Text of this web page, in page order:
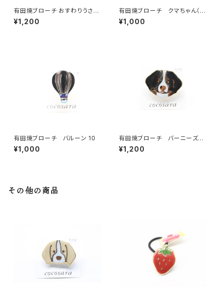
有田焼ブローチ おすわりうさぎ
（紫）
¥1,200
有田焼ブローチ クマちゃん（ク
ロ）
¥1,000
有田焼ブローチ バルーン 10
¥1,000
有田焼ブローチ バーニーズ・
マウンテン
¥1,200
その他の商品